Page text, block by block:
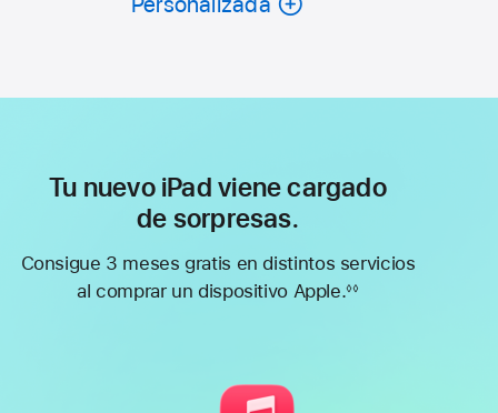
Tu nuevo iPad viene cargado
de sorpresas.
Consigue 3 meses gratis en distintos servicios
al comprar un dispositivo Apple.◊◊